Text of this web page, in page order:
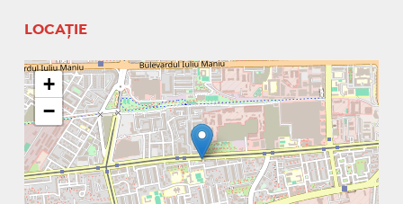
LOCAȚIE
+
−